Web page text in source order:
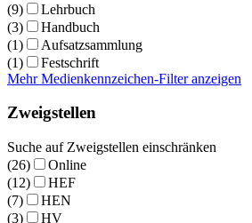
(9)
Lehrbuch
(3)
Handbuch
(1)
Aufsatzsammlung
(1)
Festschrift
Mehr Medienkennzeichen-Filter anzeigen
Zweigstellen
Suche auf Zweigstellen einschränken
(26)
Online
(12)
HEF
(7)
HEN
(3)
HV